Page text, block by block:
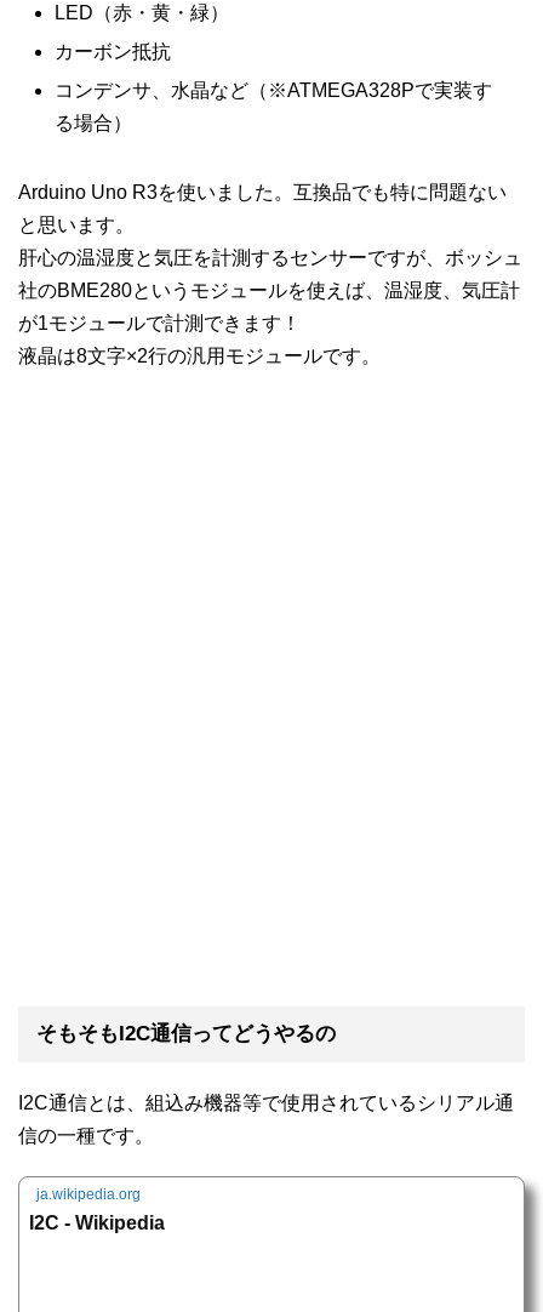
LED（赤・黄・緑）
カーボン抵抗
コンデンサ、水晶など（※ATMEGA328Pで実装す
る場合）
Arduino Uno R3を使いました。互換品でも特に問題ない
と思います。
肝心の温湿度と気圧を計測するセンサーですが、ボッシュ
社のBME280というモジュールを使えば、温湿度、気圧計
が1モジュールで計測できます！
液晶は8文字×2行の汎用モジュールです。
そもそもI2C通信ってどうやるの
I2C通信とは、組込み機器等で使用されているシリアル通
信の一種です。
ja.wikipedia.org
I2C - Wikipedia